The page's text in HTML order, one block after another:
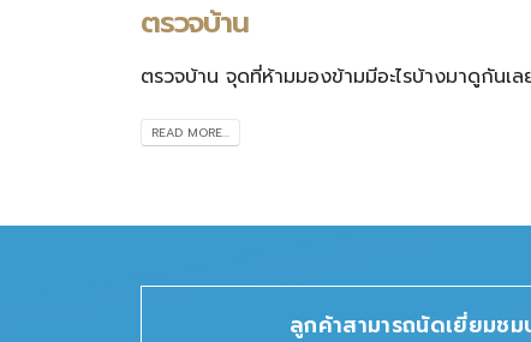
ตรวจบ้าน
ตรวจบ้าน จุดที่ห้ามมองข้ามมีอะไรบ้างมาดูกันเล
READ MORE...
ลูกค้าสามารถนัดเยี่ยมชม